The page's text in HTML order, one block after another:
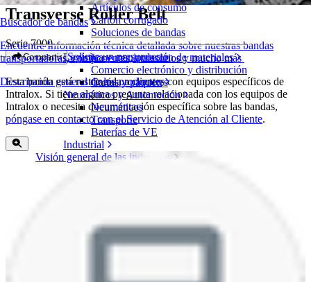
Buscador de bandas
Encuentre Información técnica detallada sobre nuestras bandas
transportadoras, componentes, accesorios y mucho más
Descripción general de los productos
Artículos de consumo
Cartón corrugado
Soluciones de bandas
Logística y manipulación de materiales
Comercio electrónico y distribución
Cartas y paquetes
Neumáticos y Automoción
Neumáticos
Transporte
Baterías de VE
Industrial
Visión general de las industrias
Transverse Roller Belt
Serie 7000
Compartir Solicite un presupuesto
Esta banda está restringida a clientes con equipos específicos de
Intralox. Si tiene alguna pregunta relacionada con los equipos de
Intralox o necesita documentación específica sobre las bandas,
póngase en contacto con el Servicio de Atención al Cliente.